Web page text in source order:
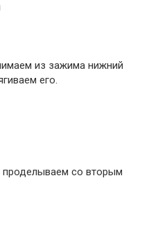
из зажима нижний
его.
со вторым